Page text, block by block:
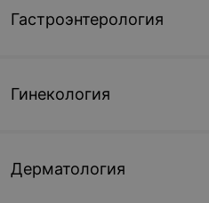
Гастроэнтерология
Гинекология
Дерматология